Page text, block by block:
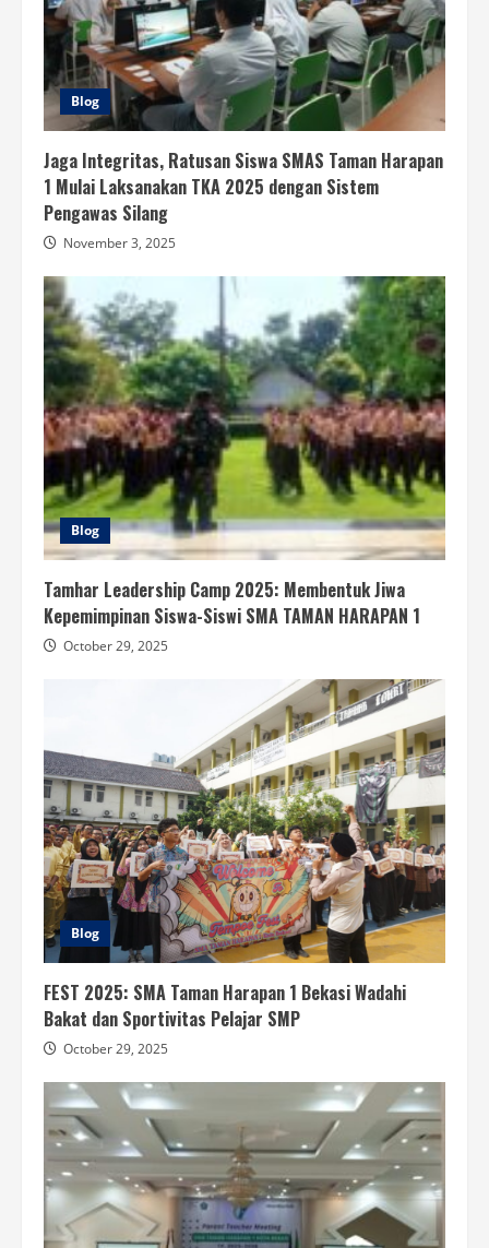
Blog
Jaga Integritas, Ratusan Siswa SMAS Taman Harapan
1 Mulai Laksanakan TKA 2025 dengan Sistem
Pengawas Silang
November 3, 2025
Blog
Tamhar Leadership Camp 2025: Membentuk Jiwa
Kepemimpinan Siswa-Siswi SMA TAMAN HARAPAN 1
October 29, 2025
Blog
FEST 2025: SMA Taman Harapan 1 Bekasi Wadahi
Bakat dan Sportivitas Pelajar SMP
October 29, 2025